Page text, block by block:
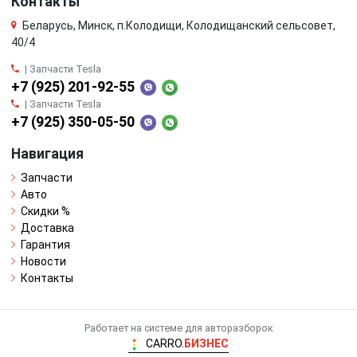
Беларусь, Минск, п.Колодищи, Колодищанский сельсовет,
40/4
| Запчасти Tesla
+7 (925) 201-92-55
| Запчасти Tesla
+7 (925) 350-05-50
Навигация
Запчасти
Авто
Скидки %
Доставка
Гарантия
Новости
Контакты
Работает на системе для авторазборок
CARRO. БИЗНЕС